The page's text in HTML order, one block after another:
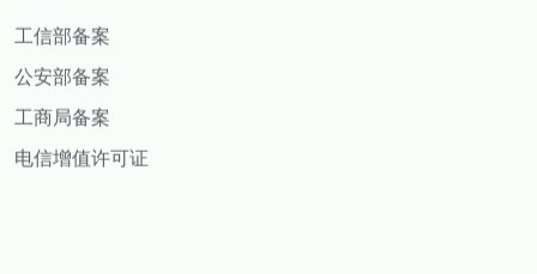
工信部备案
公安部备案
工商局备案
电信增值许可证